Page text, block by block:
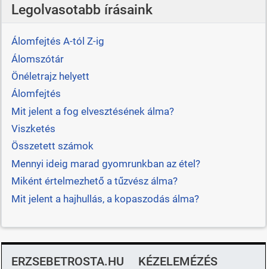
Legolvasotabb írásaink
Álomfejtés A-tól Z-ig
Álomszótár
Önéletrajz helyett
Álomfejtés
Mit jelent a fog elvesztésének álma?
Viszketés
Összetett számok
Mennyi ideig marad gyomrunkban az étel?
Miként értelmezhető a tűzvész álma?
Mit jelent a hajhullás, a kopaszodás álma?
ERZSEBETROSTA.HU KÉZELEMÉZÉS